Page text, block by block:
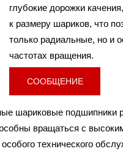
глубокие дорожки
к размеру шариков, что
только радиальные, но и
частотах вращения.
СООБЩЕНИЕ
шариковые подшипники
вращаться с
технического
6904, 6904-2RS, 6904-ZZ
20 мм
37 мм.
0,037 Кг